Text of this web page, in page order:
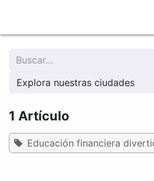
Explora nuestras ciudades
1 Artículo
Educación financiera